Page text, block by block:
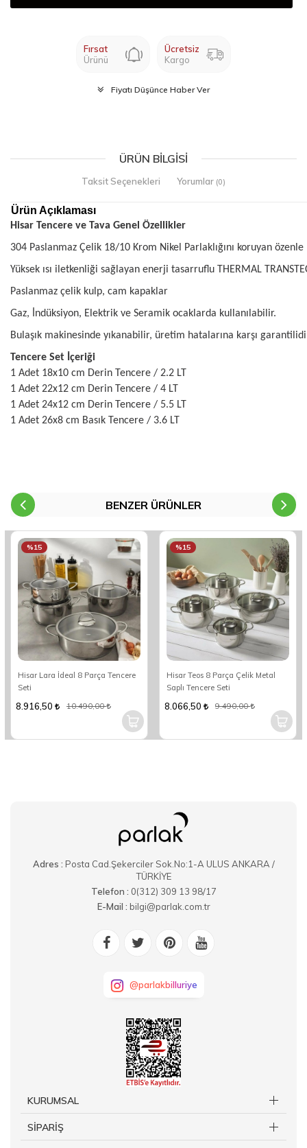
Fırsat
Ürünü
Ücretsiz
Kargo
Fiyatı Düşünce Haber Ver
ÜRÜN BILGISI
Taksit Seçenekleri Yorumlar (0)
Ürün Açıklaması
Hisar Tencere ve Tava Genel Özellikler
304 Paslanmaz Çelik 18/10 Krom Nikel Parlaklığını koruyan özenle
Yüksek ısı iletkenliği sağlayan enerji tasarruflu THERMAL
Paslanmaz çelik kulp, cam kapaklar
Gaz, İndüksiyon, Elektrik ve Seramik ocaklarda kullanılabilir.
Bulaşık makinesinde yıkanabilir, üretim hatalarına karşı
Tencere Set İçeriği
1 Adet 18x10 cm Derin Tencere / 2.2 LT
1 Adet 22x12 cm Derin Tencere / 4 LT
1 Adet 24x12 cm Derin Tencere / 5.5 LT
1 Adet 26x8 cm Basık Tencere / 3.6 LT
BENZER ÜRÜNLER
Hisar Lara İdeal 8 Parça Tencere
Seti
%15
8.916,50 10.490,00
Hisar Teos 8 Parça Çelik Metal
Saplı Tencere Seti
%15
8.066,50 9.490,00
Adres : Posta Cad.Şekerciler Sok.No:1-A ULUS ANKARA /
TÜRKİYE
Telefon : 0(312) 309 13 98/17
E-Mail : bilgi@parlak.com.tr
@parlakbilluriye
KURUMSAL
SİPARİŞ